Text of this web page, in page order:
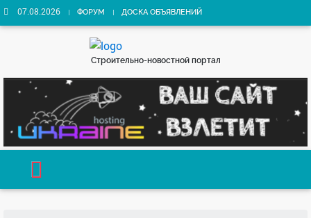
07.08.2026 ФОРУМ ДОСКА ОБЪЯВЛЕНИЙ
Строительно-новостной портал